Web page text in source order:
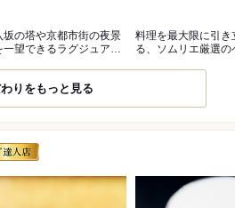
坂の塔や京都市街の夜景
一望できるラグジュアリ
料理を最大限に引き
る、ソムリエ厳選の
りをもっと見る